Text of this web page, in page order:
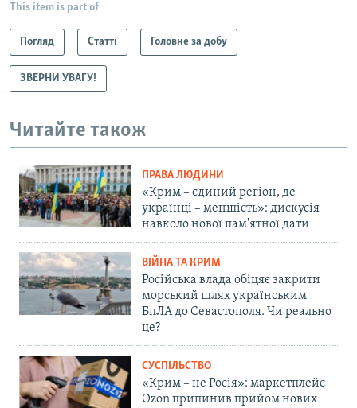
This item is part of
Погляд Статті Головне за добу
ЗВЕРНИ УВАГУ!
Читайте також
ПРАВА ЛЮДИНИ
«Крим – єдиний регіон, де
українці – меншість»: дискусія
навколо нової пам'ятної дати
ВІЙНА ТА КРИМ
Російська влада обіцяє закрити
морський шлях українським
БпЛА до Севастополя. Чи реально
це?
СУСПІЛЬСТВО
«Крим – не Росія»: маркетплейс
Ozon припинив прийом нових